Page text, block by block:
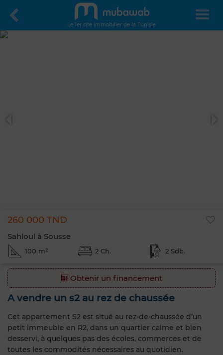
Le 1er site immobilier de la Tunisie
260 000 TND
Sahloul à Sousse
100 m² 2 Ch. 2 Sdb.
Obtenir un financement
A vendre un s2 au rez de chaussée
Cet appartement S2 est situé au rez-de-chaussée d’un
petit immeuble en R2, dans un quartier calme et bien
desservi, à quelques pas des écoles, commerces et de
toutes les commodités nécessaires au quotidien.